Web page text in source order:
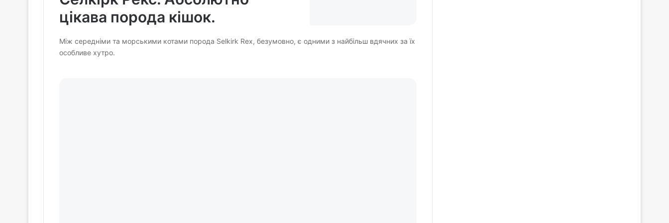
цікава порода кішок.
Між середніми та морськими котами порода Selkirk Rex, безумовно, є одними з найбільш вдячних за їх
особливе хутро.